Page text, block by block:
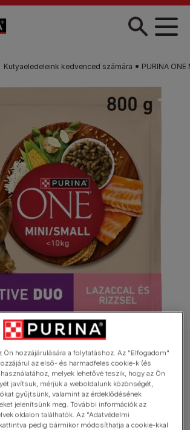
Kutyaeledeleink kedvenced számára PURINA
eledel kutyáknak
Mini Sensitive DUO lazaccal
felnőtt kutyáknak
Még nincs értékelés
Ön hozzájárulására a folytatáshoz. Az "Elfogadom"
az első- és harmadfeles cookie-k (és
melyek lehetővé teszik, hogy az Ön
javítsuk, mérjük a weboldalunk közönségét,
gyűjtsünk, valamint az érdeklődésének
jelenítsünk meg. További információk az
oldalon találhatók. Az "Adatvédelmi
pedig bármikor módosíthatja a cookie-kkal